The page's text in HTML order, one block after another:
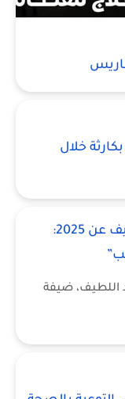
خلال
عاجل – مفاجأة مدوية.. ليلى عبداللطيف عن 2025:
اللطيف، ضيفة